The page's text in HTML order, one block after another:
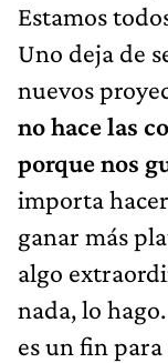
Estamos
Uno deja de
nuevos
no hace las
porque nos
importa
ganar más
algo
nada, lo
es un fin